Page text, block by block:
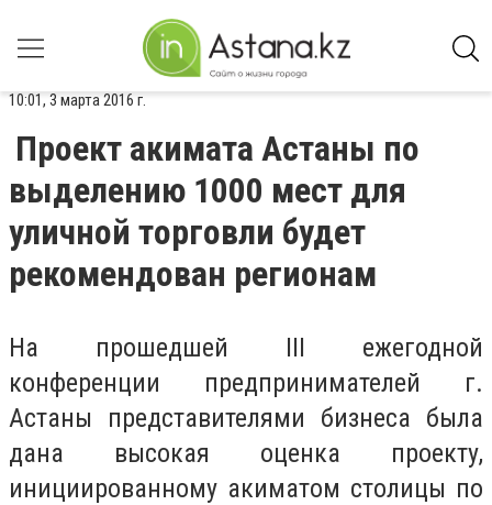
10:01, 3 марта 2016 г.
Проект акимата Астаны по
выделению 1000 мест для
уличной торговли будет
рекомендован регионам
На прошедшей III ежегодной
конференции предпринимателей г.
Астаны представителями бизнеса была
дана высокая оценка проекту,
инициированному акиматом столицы по